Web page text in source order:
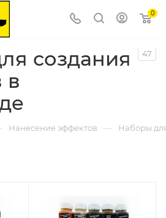
0
создания
в
47
Нанесение эффектов — Наборы